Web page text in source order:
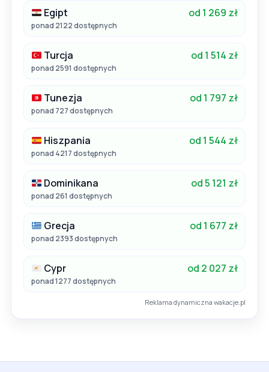
Egipt od 1 269 zł
ponad 2122 dostępnych
Turcja od 1 514 zł
ponad 2591 dostępnych
Tunezja od 1 797 zł
ponad 727 dostępnych
Hiszpania od 1 544 zł
ponad 4217 dostępnych
Dominikana od 5 121 zł
ponad 261 dostępnych
Grecja od 1 677 zł
ponad 2393 dostępnych
Cypr od 2 027 zł
ponad 1277 dostępnych
Reklama dynamiczna wakacje.pl